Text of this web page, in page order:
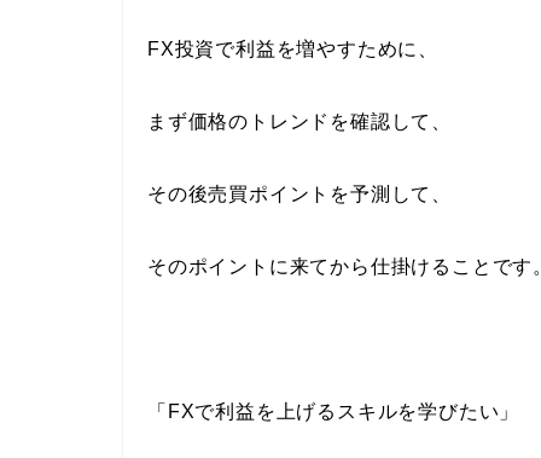
FX投資で利益を増やすために、
まず価格のトレンドを確認して、
その後売買ポイントを予測して、
そのポイントに来てから仕掛けることです
「FXで利益を上げるスキルを学びたい」